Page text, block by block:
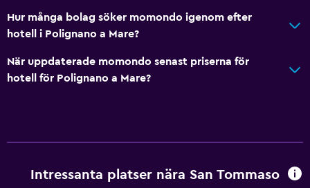
Terrass/uteplats
Trädgård
Restauranger
Minibar
Sovrum
Hur många bolag söker momondo igenom efter
hotell i Polignano a Mare?
När uppdaterade momondo senast priserna för
hotell för Polignano a Mare?
Intressanta platser nära San Tommaso